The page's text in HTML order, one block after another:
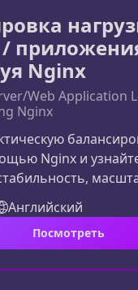
/
Nginx
Web Application
Nginx
Nginx и
веб-
вам разобраться в
и алгоритмах
Английский
Посмотреть